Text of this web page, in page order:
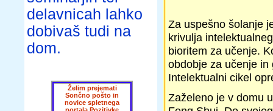
delavnicah lahko
dobivaš tudi na
dom.
Želim prejemati
Sončno pošto in
novice spletnega
Za uspešno šolanje
krivulja
bioritem za učenje.
obdobje za učenje
Intelektualni cikel
Zaželeno je v domu